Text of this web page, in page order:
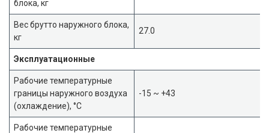
блока, кг
Вес брутто наружного блока,
кг
27.0
Эксплуатационные
Рабочие температурные
границы наружного воздуха
(охлаждение), °C
-15 ~ +43
Рабочие температурные